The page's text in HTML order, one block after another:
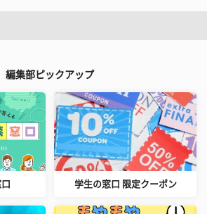
編集部ピックアップ
学生の窓口 限定クーポン